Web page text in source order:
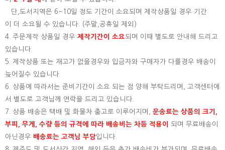
단,도서지역은 6~10일 정도 기간이 소요되며 제작상품일 경우 기간
이 더 소요될 수 있습니다. (주말,공휴일 제외)
4. 주문제작 상품일 경우 제작기간이 소요되며 이때 별도로 안내해 드리고
있습니다.
5. 제작상품 또는 재고가 없을경우와 입금자와 구매자가 다를경우 배송이
늦어질수 있습니다.
6. 상품에 따라서는 준비기간이 소요 되는 점 양해 부탁드리며, 고객센터에
서 별도로 고객님께 연락을 드리고 있습니다.
7. 상품 배송은 택배 및 화물차 출고로 이루어지며, 운송료는 상품의 크기,
부피, 무게, 수량 등의 규격에 따라 배송비는 차등 적용이
되며 무료배송이
아닌경우 배송료는 고객님 부담입니다.